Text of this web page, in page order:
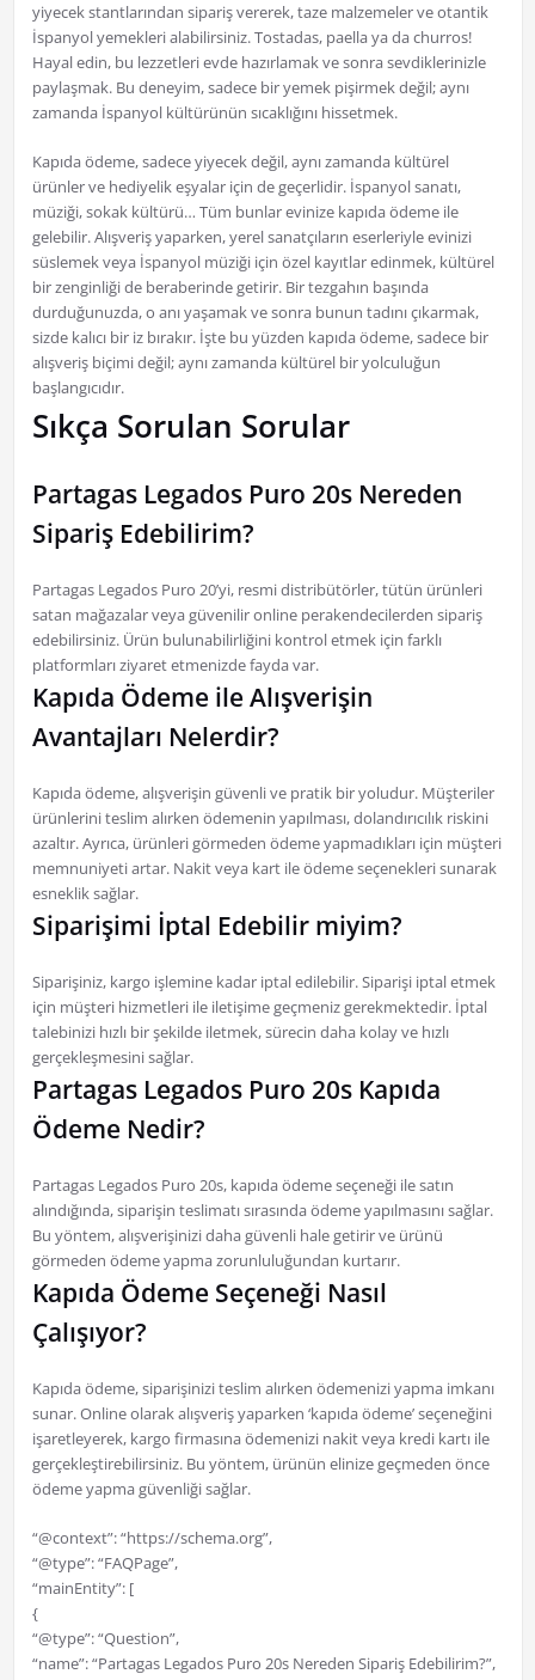
yiyecek stantlarından sipariş vererek, taze malzemeler ve otantik
İspanyol yemekleri alabilirsiniz. Tostadas, paella ya da churros!
Hayal edin, bu lezzetleri evde hazırlamak ve sonra sevdiklerinizle
paylaşmak. Bu deneyim, sadece bir yemek pişirmek değil; aynı
zamanda İspanyol kültürünün sıcaklığını hissetmek.
Kapıda ödeme, sadece yiyecek değil, aynı zamanda kültürel
ürünler ve hediyelik eşyalar için de geçerlidir. İspanyol sanatı,
müziği, sokak kültürü… Tüm bunlar evinize kapıda ödeme ile
gelebilir. Alışveriş yaparken, yerel sanatçıların eserleriyle evinizi
süslemek veya İspanyol müziği için özel kayıtlar edinmek, kültürel
bir zenginliği de beraberinde getirir. Bir tezgahın başında
durduğunuzda, o anı yaşamak ve sonra bunun tadını çıkarmak,
sizde kalıcı bir iz bırakır. İşte bu yüzden kapıda ödeme, sadece bir
alışveriş biçimi değil; aynı zamanda kültürel bir yolculuğun
başlangıcıdır.
Sıkça Sorulan Sorular
Partagas Legados Puro 20s Nereden
Sipariş Edebilirim?
Partagas Legados Puro 20’yi, resmi distribütörler, tütün ürünleri
satan mağazalar veya güvenilir online perakendecilerden sipariş
edebilirsiniz. Ürün bulunabilirliğini kontrol etmek için farklı
platformları ziyaret etmenizde fayda var.
Kapıda Ödeme ile Alışverişin
Avantajları Nelerdir?
Kapıda ödeme, alışverişin güvenli ve pratik bir yoludur. Müşteriler
ürünlerini teslim alırken ödemenin yapılması, dolandırıcılık riskini
azaltır. Ayrıca, ürünleri görmeden ödeme yapmadıkları için müşteri
memnuniyeti artar. Nakit veya kart ile ödeme seçenekleri sunarak
esneklik sağlar.
Siparişimi İptal Edebilir miyim?
Siparişiniz, kargo işlemine kadar iptal edilebilir. Siparişi iptal etmek
için müşteri hizmetleri ile iletişime geçmeniz gerekmektedir. İptal
talebinizi hızlı bir şekilde iletmek, sürecin daha kolay ve hızlı
gerçekleşmesini sağlar.
Partagas Legados Puro 20s Kapıda
Ödeme Nedir?
Partagas Legados Puro 20s, kapıda ödeme seçeneği ile satın
alındığında, siparişin teslimatı sırasında ödeme yapılmasını sağlar.
Bu yöntem, alışverişinizi daha güvenli hale getirir ve ürünü
görmeden ödeme yapma zorunluluğundan kurtarır.
Kapıda Ödeme Seçeneği Nasıl
Çalışıyor?
Kapıda ödeme, siparişinizi teslim alırken ödemenizi yapma imkanı
sunar. Online olarak alışveriş yaparken ‘kapıda ödeme’ seçeneğini
işaretleyerek, kargo firmasına ödemenizi nakit veya kredi kartı ile
gerçekleştirebilirsiniz. Bu yöntem, ürünün elinize geçmeden önce
ödeme yapma güvenliği sağlar.
“@context”: “https://schema.org”,
“@type”: “FAQPage”,
“mainEntity”: [
{
“@type”: “Question”,
“name”: “Partagas Legados Puro 20s Nereden Sipariş Edebilirim?”,